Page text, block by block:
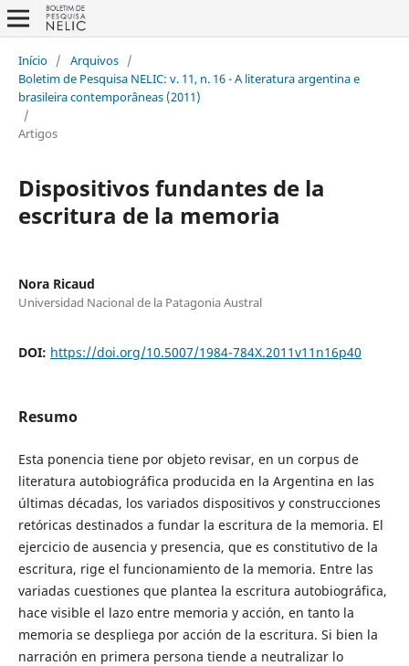
Início / Arquivos /
Boletim de Pesquisa NELIC: v. 11, n. 16 - A literatura argentina e
brasileira contemporâneas (2011)
/
Artigos
Dispositivos fundantes de la
escritura de la memoria
Nora Ricaud
Universidad Nacional de la Patagonia Austral
DOI: https://doi.org/10.5007/1984-784X.2011v11n16p40
Resumo
Esta ponencia tiene por objeto revisar, en un corpus de
literatura autobiográfica producida en la Argentina en las
últimas décadas, los variados dispositivos y construcciones
retóricas destinados a fundar la escritura de la memoria. El
ejercicio de ausencia y presencia, que es constitutivo de la
escritura, rige el funcionamiento de la memoria. Entre las
variadas cuestiones que plantea la escritura autobiográfica,
hace visible el lazo entre memoria y acción, en tanto la
memoria se despliega por acción de la escritura. Si bien la
narración en primera persona tiende a neutralizar lo